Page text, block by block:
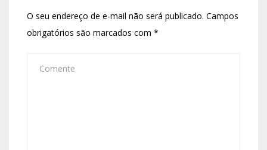
O seu endereço de e-mail não será publicado. Campos
obrigatórios são marcados com *